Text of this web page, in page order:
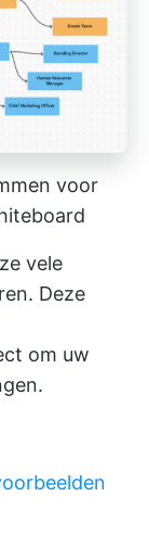
voor
vele
Deze
om uw